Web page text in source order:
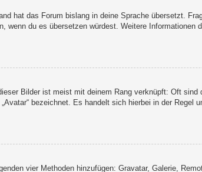
hat das Forum bislang in deine Sprache übersetzt.
du es übersetzen würdest. Weitere Informationen
Bilder ist meist mit deinem Rang verknüpft: Oft
bezeichnet. Es handelt sich hierbei in der
vier Methoden hinzufügen: Gravatar, Galerie,